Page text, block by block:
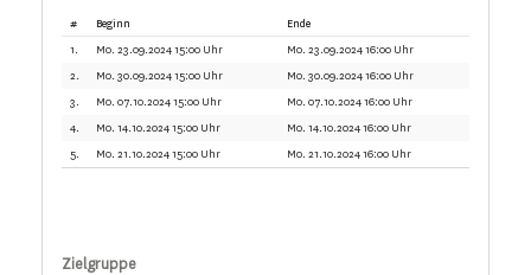
# Beginn
Ende
1.
Mo. 23.09.2024 15:00 Uhr
Mo. 23.09.2024 16:00 Uhr
2.
Mo. 30.09.2024 15:00 Uhr
Mo. 30.09.2024 16:00 Uhr
3.
Mo. 07.10.2024 15:00 Uhr
Mo. 07.10.2024 16:00 Uhr
4.
Mo. 14.10.2024 15:00 Uhr
Mo. 14.10.2024 16:00 Uhr
5.
Mo. 21.10.2024 15:00 Uhr Mo. 21.10.2024 16:00 Uhr
Zielgruppe